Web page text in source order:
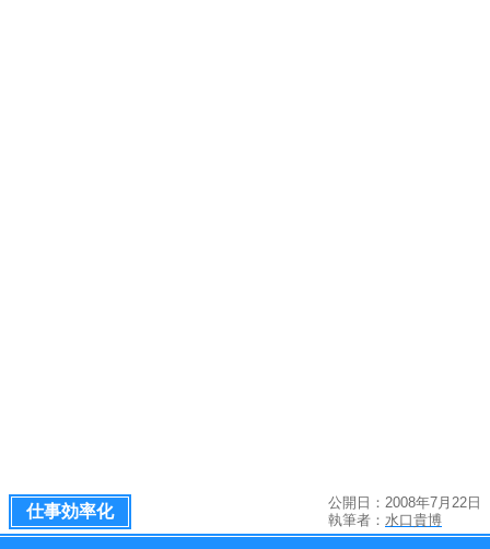
仕事効率化
公開日：2008年7月22日
執筆者： 水口貴博